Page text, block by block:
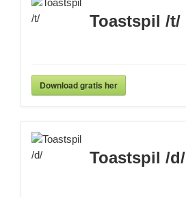
Toastspil /t/
Download gratis her
Toastspil /d/